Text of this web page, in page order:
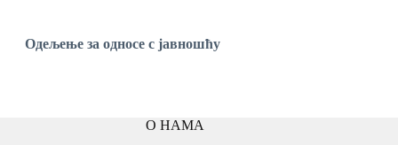
Одељење за односе с јавношћу
О НАМА